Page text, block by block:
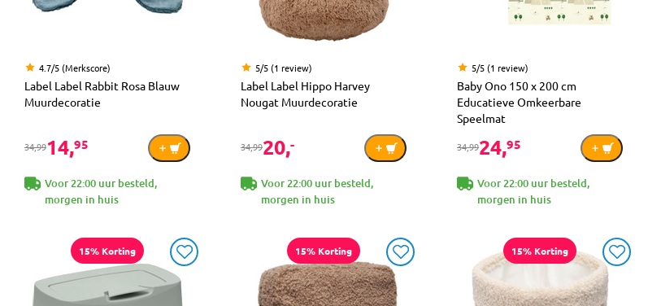
4.7/5 (Merkscore)
Label Label Rabbit Rosa Blauw
Muurdecoratie
34,9914,95
Voor 22:00 uur besteld,
morgen in huis
5/5 (1 review)
Label Label Hippo Harvey
Nougat Muurdecoratie
34,9920,-
Voor 22:00 uur besteld,
morgen in huis
5/5 (1 review)
Baby Ono 150 x 200 cm
Educatieve Omkeerbare
Speelmat
34,9924,95
Voor 22:00 uur besteld,
morgen in huis
15% Korting 15% Korting 15% Korting